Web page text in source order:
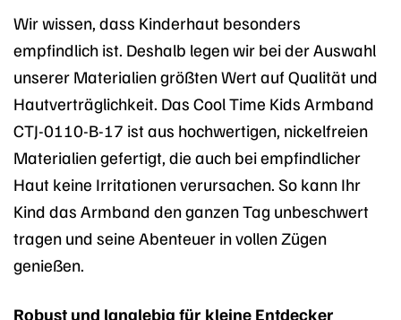
Wir wissen, dass Kinderhaut besonders
empfindlich ist. Deshalb legen wir bei der Auswahl
unserer Materialien größten Wert auf Qualität und
Hautverträglichkeit. Das Cool Time Kids Armband
CTJ-0110-B-17 ist aus hochwertigen, nickelfreien
Materialien gefertigt, die auch bei empfindlicher
Haut keine Irritationen verursachen. So kann Ihr
Kind das Armband den ganzen Tag unbeschwert
tragen und seine Abenteuer in vollen Zügen
genießen.
Robust und langlebig für kleine Entdecker